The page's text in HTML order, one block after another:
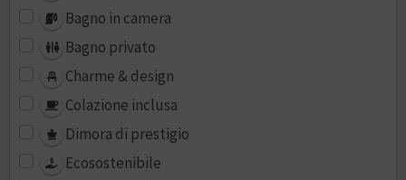
Bagno in camera
Bagno privato
Charme & design
Colazione inclusa
Dimora di prestigio
Ecosostenibile